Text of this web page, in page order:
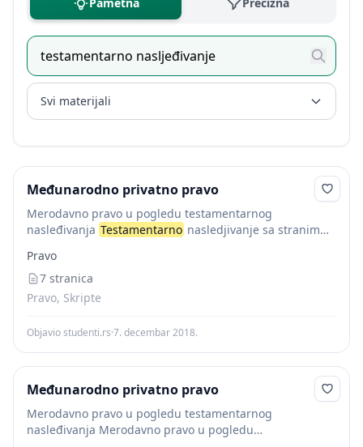
Svi materijali
Međunarodno privatno pravo
Merodavno pravo u pogledu testamentarnog
nasleđivanja Testamentarno nasledjivanje sa stranim
testamentarnu sposobnost, odredjivanje merodavnog
prava za sadrzinu testamenta i zaformu testamenta.U
pogledu testamentarne sposobnosti...
Pravo
7 stranica
Pravo, Skripte
Objavio studenti.rs·7. decembar 2018.
Međunarodno privatno pravo
Merodavno pravo u pogledu testamentarnog
nasleđivanja Merodavno pravo u pogledu